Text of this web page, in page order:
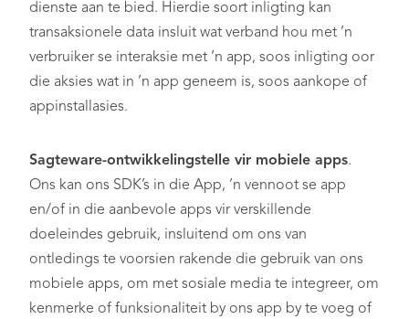
dienste aan te bied. Hierdie soort inligting kan
transaksionele data insluit wat verband hou met ’n
verbruiker se interaksie met ’n app, soos inligting oor
die aksies wat in ’n app geneem is, soos aankope of
appinstallasies.
Sagteware-ontwikkelingstelle vir mobiele apps.
Ons kan ons SDK’s in die App, ’n vennoot se app
en/of in die aanbevole apps vir verskillende
doeleindes gebruik, insluitend om ons van
ontledings te voorsien rakende die gebruik van ons
mobiele apps, om met sosiale media te integreer, om
kenmerke of funksionaliteit by ons app by te voeg of